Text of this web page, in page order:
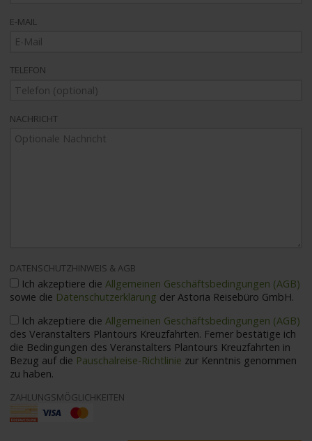
E-MAIL
TELEFON
NACHRICHT
DATENSCHUTZHINWEIS & AGB
Ich akzeptiere dieAllgemeinen Geschäftsbedingungen (AGB)
sowie die Datenschutzerklärung der Astoria Reisebüro GmbH.
Ich akzeptiere die Allgemeinen Geschäftsbedingungen (AGB)
des Veranstalters Plantours Kreuzfahrten. Ferner bestätige ich
die Bedingungen des Veranstalters Plantours Kreuzfahrten in
Bezug auf die Pauschalreise-Richtlinie zur Kenntnis genommen
zu haben.
ZAHLUNGSMÖGLICHKEITEN